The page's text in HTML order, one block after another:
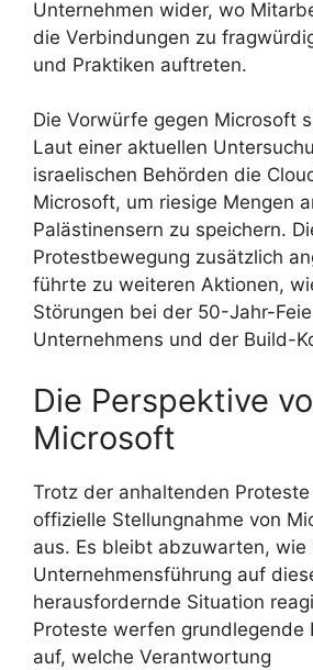
Unternehmen wider, wo
die Verbindungen zu
und Praktiken auftreten.
Die Vorwürfe gegen Microsoft
Laut einer aktuellen
israelischen Behörden die
Microsoft, um riesige Mengen
Palästinensern zu speichern.
Protestbewegung zusätzlich
führte zu weiteren Aktionen,
Störungen bei der 50-Jahr-
Unternehmens und der Build-
Die Perspektive
Microsoft
Trotz der anhaltenden
offizielle Stellungnahme von
aus. Es bleibt abzuwarten, wie
Unternehmensführung auf
herausfordernde Situation
Proteste werfen grundlegende
auf, welche Verantwortung